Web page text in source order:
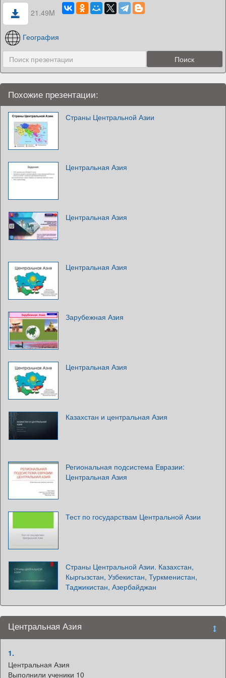
21.49M
География
Похожие презентации:
Страны Центральной Азии
Центральная Азия
Центральная Азия
Центральная Азия
Зарубежная Азия
Центральная Азия
Казахстан и центральная Азия
Региональная подсистема Евразии:
Центральная Азия
Тест по государствам Центральной Азии
Страны Центральной Азии. Казахстан,
Кыргызстан, Узбекистан, Туркменистан,
Таджикистан, Азербайджан
Центральная Азия
1.
Центральная Азия
Выполнили ученики 10